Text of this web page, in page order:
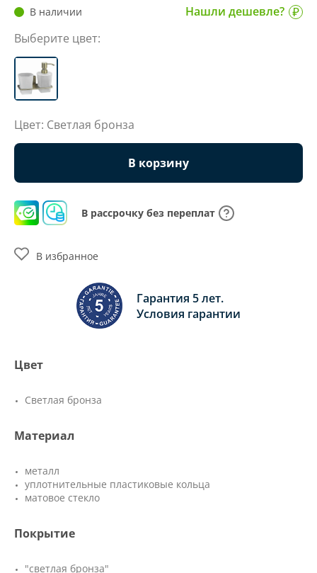
В наличии
Нашли дешевле?
Выберите цвет:
Цвет: Светлая бронза
В корзину
В рассрочку без переплат
Гарантия 5 лет.
Условия гарантии
В избранное
Цвет
Светлая бронза
Материал
металл
уплотнительные пластиковые кольца
матовое стекло
Покрытие
"светлая бронза"